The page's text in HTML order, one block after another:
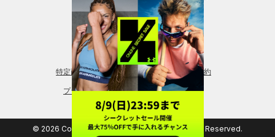
レギンス＆タイツ
特定商取引法に基づく通販の表記 会員規約
プライバシーポリシー
© 2026 Copyright DOME Corporation. All Rights Reserved.